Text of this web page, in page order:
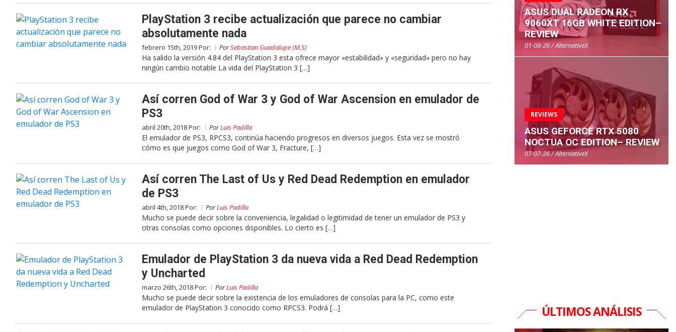
PlayStation 3 recibe actualización que parece no cambiar
absolutamente nada
febrero 15th, 2019 Por: PorSebastian Guadalupe (M.S)
Ha salido la versión 4.84 del PlayStation 3 esta ofrece mayor «estabilidad» y «seguridad» pero no hay
ningún cambio notable La vida del PlayStation 3 […]
Así corren God of War 3 y God of War Ascension en emulador de
PS3
abril 20th, 2018 Por: PorLuis Padilla
El emulador de PS3, RPCS3, continúa haciendo progresos en diversos juegos. Esta vez se mostró
cómo es que juegos como God of War 3, Fracture, […]
Así corren The Last of Us y Red Dead Redemption en emulador
de PS3
abril 4th, 2018 Por: PorLuis Padilla
Mucho se puede decir sobre la conveniencia, legalidad o legitimidad de tener un emulador de PS3 y
otras consolas como opciones disponibles. Lo cierto es […]
Emulador de PlayStation 3 da nueva vida a Red Dead Redemption
y Uncharted
marzo 26th, 2018 Por: PorLuis Padilla
Mucho se puede decir sobre la existencia de los emuladores de consolas para la PC, como este
emulador de PlayStation 3 conocido como RPCS3. Podrá […]
ASUS DUAL RADEON RX
9060XT 16GB WHITE EDITION–
REVIEW
01-08-26 / AlternativeX
REVIEWS
ASUS GEFORCE RTX 5080
NOCTUA OC EDITION– REVIEW
07-07-26 / AlternativeX
ÚLTIMOS ANÁLISIS